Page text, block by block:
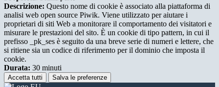
Descrizione: Questo nome di cookie è associato alla piattaforma di
analisi web open source Piwik. Viene utilizzato per aiutare i
proprietari di siti Web a monitorare il comportamento dei visitatori e
misurare le prestazioni del sito. È un cookie di tipo pattern, in cui il
prefisso _pk_ses è seguito da una breve serie di numeri e lettere, che
si ritiene sia un codice di riferimento per il dominio che imposta il
cookie.
Durata: 30 minuti
Accetta tutti Salva le preferenze